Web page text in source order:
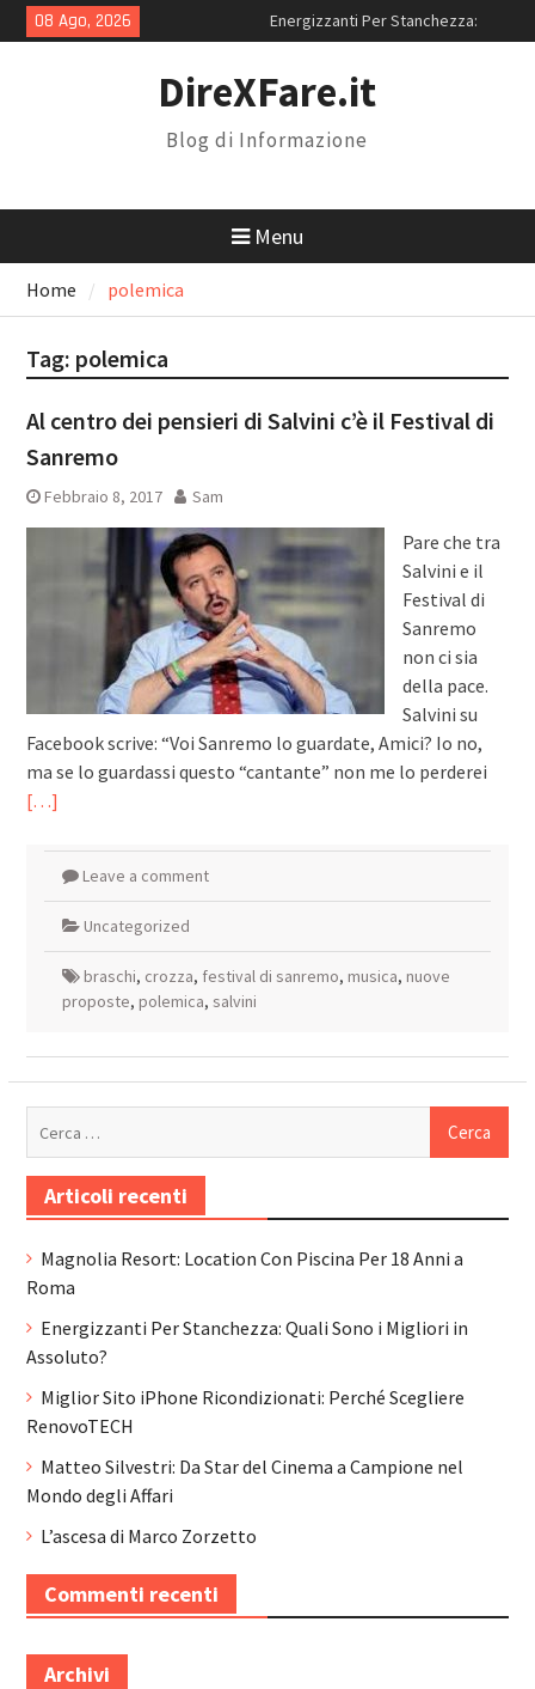
to
08 Ago, 2026
Energizzanti Per Stanchezza:
Quali Sono i Migliori in Assoluto?
Ricondizionati: Perché Scegliere
Magnolia Resort: Location Con
DireXFare.it
Blog di Informazione
Menu
Home polemica
Tag: polemica
Al centro dei pensieri di Salvini c’è il Festival di
Sanremo
Febbraio 8, 2017 Sam
Pare che tra
Salvini e il
Festival di
Sanremo
non ci sia
della pace.
Salvini su
Facebook scrive: “Voi Sanremo lo guardate, Amici? Io no,
ma se lo guardassi questo “cantante” non me lo perderei
[…]
Leave a comment
Uncategorized
braschi, crozza, festival di sanremo, musica, nuove
proposte, polemica, salvini
Articoli recenti
Magnolia Resort: Location Con Piscina Per 18 Anni a
Roma
Energizzanti Per Stanchezza: Quali Sono i Migliori in
Assoluto?
Miglior Sito iPhone Ricondizionati: Perché Scegliere
RenovoTECH
Matteo Silvestri: Da Star del Cinema a Campione nel
Mondo degli Affari
L’ascesa di Marco Zorzetto
Commenti recenti
Archivi